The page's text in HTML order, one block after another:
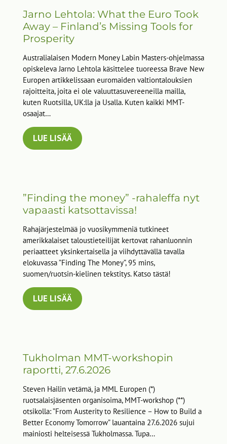
Jarno Lehtola: What the Euro Took
Away – Finland’s Missing Tools for
Prosperity
Australialaisen Modern Money Labin Masters-ohjelmassa
opiskeleva Jarno Lehtola käsittelee tuoreessa Brave New
Europen artikkelissaan euromaiden valtiontalouksien
rajoitteita, joita ei ole valuuttasuvereeneilla mailla,
kuten Ruotsilla, UK:lla ja Usalla. Kuten kaikki MMT-
osaajat…
LUE LISÄÄ
”Finding the money” -rahaleffa nyt
vapaasti katsottavissa!
Rahajärjestelmää jo vuosikymmeniä tutkineet
amerikkalaiset taloustieteilijät kertovat rahanluonnin
periaatteet yksinkertaisella ja viihdyttävällä tavalla
elokuvassa ”Finding The Money”, 95 mins,
suomen/ruotsin-kielinen tekstitys. Katso tästä!
LUE LISÄÄ
Tukholman MMT-workshopin
raportti, 27.6.2026
Steven Hailin vetämä, ja MML Europen (*)
ruotsalaisjäsenten organisoima, MMT-workshop (**)
otsikolla: ”From Austerity to Resilience – How to Build a
Better Economy Tomorrow” lauantaina 27.6.2026 sujui
mainiosti helteisessä Tukholmassa. Tupa…